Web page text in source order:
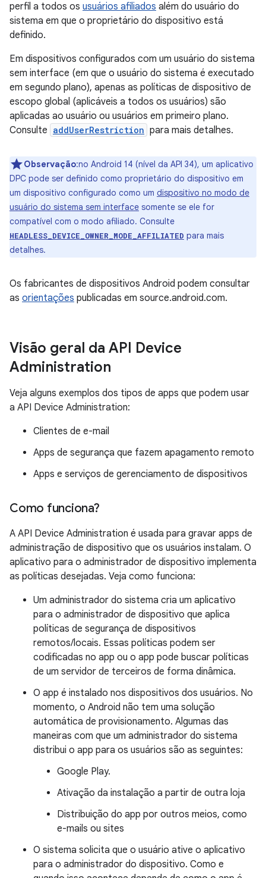
perfil a todos os usuários afiliados além do usuário do
sistema em que o proprietário do dispositivo está
definido.
Em dispositivos configurados com um usuário do sistema
sem interface (em que o usuário do sistema é executado
em segundo plano), apenas as políticas de dispositivo de
escopo global (aplicáveis a todos os usuários) são
aplicadas ao usuário ou usuários em primeiro plano.
Consulte addUserRestriction para mais detalhes.
Observação:no Android 14 (nível da API 34), um aplicativo
DPC pode ser definido como proprietário do dispositivo em
um dispositivo configurado como um dispositivo no modo de
usuário do sistema sem interface somente se ele for
compatível com o modo afiliado. Consulte
HEADLESS_DEVICE_OWNER_MODE_AFFILIATED para mais
detalhes.
Os fabricantes de dispositivos Android podem consultar
as orientações publicadas em source.android.com.
Visão geral da API Device
Administration
Veja alguns exemplos dos tipos de apps que podem usar
a API Device Administration:
Clientes de e-mail
Apps de segurança que fazem apagamento remoto
Apps e serviços de gerenciamento de dispositivos
Como funciona?
A API Device Administration é usada para gravar apps de
administração de dispositivo que os usuários instalam. O
aplicativo para o administrador de dispositivo implementa
as políticas desejadas. Veja como funciona:
Um administrador do sistema cria um aplicativo
para o administrador de dispositivo que aplica
políticas de segurança de dispositivos
remotos/locais. Essas políticas podem ser
codificadas no app ou o app pode buscar políticas
de um servidor de terceiros de forma dinâmica.
O app é instalado nos dispositivos dos usuários. No
momento, o Android não tem uma solução
automática de provisionamento. Algumas das
maneiras com que um administrador do sistema
distribui o app para os usuários são as seguintes:
Google Play.
Ativação da instalação a partir de outra loja
Distribuição do app por outros meios, como
e-mails ou sites
O sistema solicita que o usuário ative o aplicativo
para o administrador do dispositivo. Como e